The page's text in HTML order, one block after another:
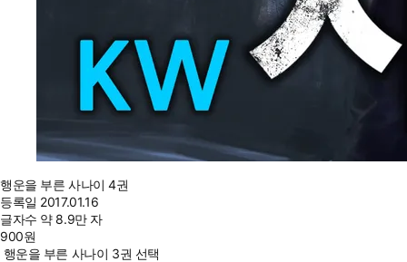
행운을 부른 사나이 4권
등록일 2017.01.16
글자수 약 8.9만 자
900원
행운을 부른 사나이 3권 선택